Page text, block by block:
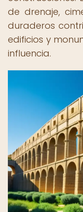
de drenaje,
duraderos
edificios y
influencia.